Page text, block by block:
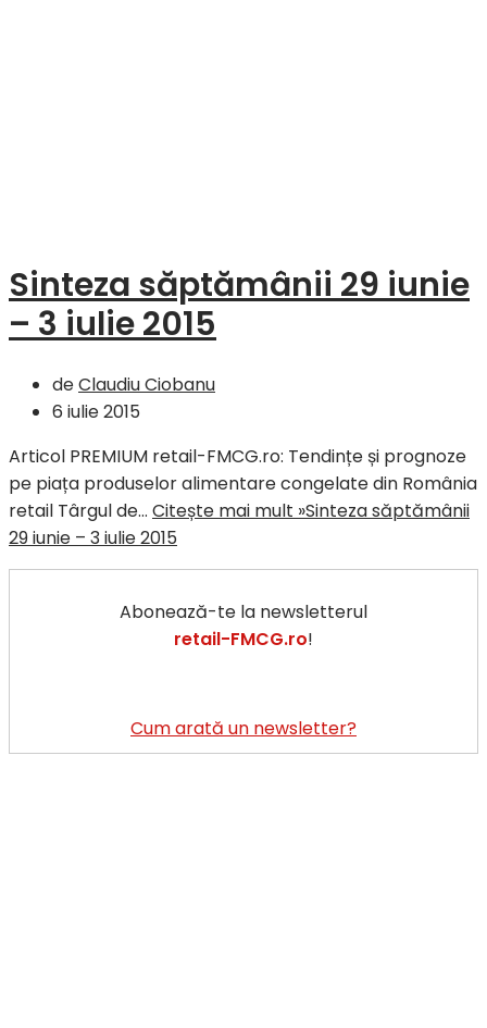
Sinteza săptămânii 29 iunie
– 3 iulie 2015
deClaudiu Ciobanu
6 iulie 2015
Articol PREMIUM retail-FMCG.ro: Tendințe și prognoze
pe piața produselor alimentare congelate din România
retail Târgul de… Citește mai mult »Sinteza săptămânii
29 iunie – 3 iulie 2015
Abonează-te la newsletterul
retail-FMCG.ro!
Cum arată un newsletter?